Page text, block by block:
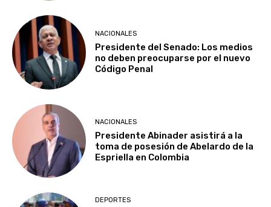
NACIONALES
Presidente del Senado: Los medios
no deben preocuparse por el nuevo
Código Penal
NACIONALES
Presidente Abinader asistirá a la
toma de posesión de Abelardo de la
Espriella en Colombia
DEPORTES